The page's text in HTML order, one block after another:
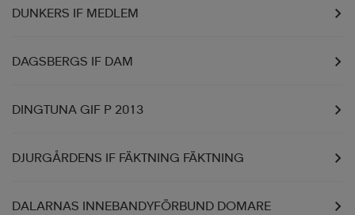
DUNKERS IF MEDLEM
DAGSBERGS IF DAM
DINGTUNA GIF P 2013
DJURGÅRDENS IF FÄKTNING FÄKTNING
DALARNAS INNEBANDYFÖRBUND DOMARE